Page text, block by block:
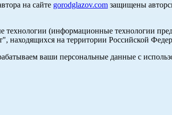
на сайте gorodglazov.com защищены
(информационные технологии
находящихся на территории Российской
ваши персональные данные с